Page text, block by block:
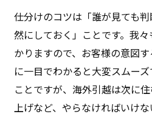
仕分けのコツは「誰が見ても
然にしておく」ことです。我
かりますので、お客様の意図
に一目でわかると大変スムー
ことですが、海外引越は次に
上げなど、やらなければいけ